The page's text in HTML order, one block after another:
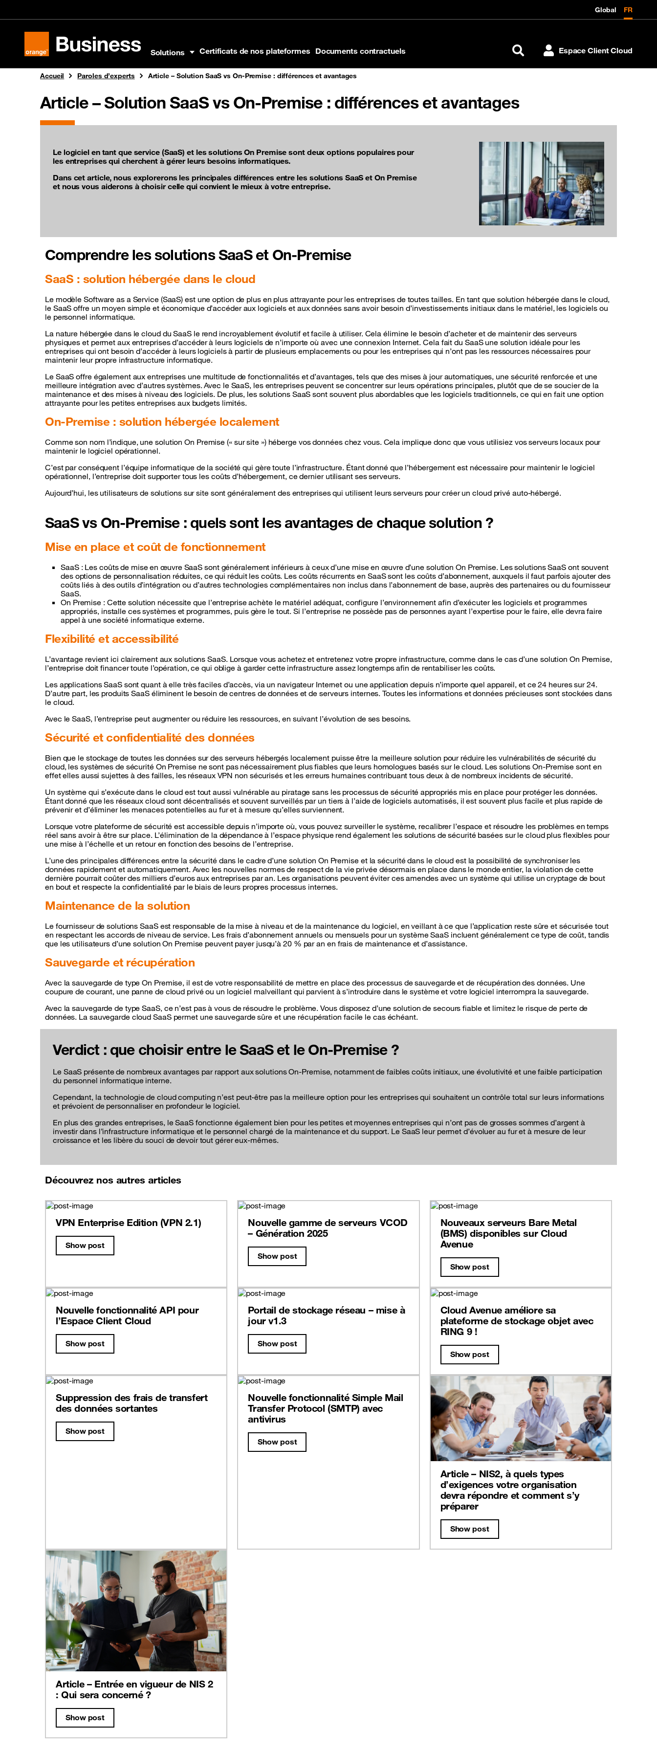
Global FR
Orange Business
Solutions Certificats de nos plateformes Documents contractuels Rechercher Espace Client Cloud
Accueil Paroles d’experts Article – Solution SaaS vs On-Premise : différences et avantages
Article – Solution SaaS vs On-Premise : différences et avantages
Le logiciel en tant que service (SaaS) et les solutions On Premise sont deux options populaires pour
les entreprises qui cherchent à gérer leurs besoins informatiques.
Dans cet article, nous explorerons les principales différences entre les solutions SaaS et On Premise
et nous vous aiderons à choisir celle qui convient le mieux à votre entreprise.
Comprendre les solutions SaaS et On-Premise
SaaS : solution hébergée dans le cloud
Le modèle Software as a Service (SaaS) est une option de plus en plus attrayante pour les entreprises de toutes tailles. En tant que solution hébergée dans le cloud,
le SaaS offre un moyen simple et économique d’accéder aux logiciels et aux données sans avoir besoin d’investissements initiaux dans le matériel, les logiciels ou
le personnel informatique.
La nature hébergée dans le cloud du SaaS le rend incroyablement évolutif et facile à utiliser. Cela élimine le besoin d’acheter et de maintenir des serveurs
physiques et permet aux entreprises d’accéder à leurs logiciels de n’importe où avec une connexion Internet. Cela fait du SaaS une solution idéale pour les
entreprises qui ont besoin d’accéder à leurs logiciels à partir de plusieurs emplacements ou pour les entreprises qui n’ont pas les ressources nécessaires pour
maintenir leur propre infrastructure informatique.
Le SaaS offre également aux entreprises une multitude de fonctionnalités et d’avantages, tels que des mises à jour automatiques, une sécurité renforcée et une
meilleure intégration avec d’autres systèmes. Avec le SaaS, les entreprises peuvent se concentrer sur leurs opérations principales, plutôt que de se soucier de la
maintenance et des mises à niveau des logiciels. De plus, les solutions SaaS sont souvent plus abordables que les logiciels traditionnels, ce qui en fait une option
attrayante pour les petites entreprises aux budgets limités.
On-Premise : solution hébergée localement
Comme son nom l’indique, une solution On Premise (« sur site ») héberge vos données chez vous. Cela implique donc que vous utilisiez vos serveurs locaux pour
maintenir le logiciel opérationnel.
C’est par conséquent l’équipe informatique de la société qui gère toute l’infrastructure. Étant donné que l’hébergement est nécessaire pour maintenir le logiciel
opérationnel, l’entreprise doit supporter tous les coûts d’hébergement, ce dernier utilisant ses serveurs.
Aujourd’hui, les utilisateurs de solutions sur site sont généralement des entreprises qui utilisent leurs serveurs pour créer un cloud privé auto-hébergé.
SaaS vs On-Premise : quels sont les avantages de chaque solution ?
Mise en place et coût de fonctionnement
SaaS : Les coûts de mise en œuvre SaaS sont généralement inférieurs à ceux d’une mise en œuvre d’une solution On Premise. Les solutions SaaS ont souvent
des options de personnalisation réduites, ce qui réduit les coûts. Les coûts récurrents en SaaS sont les coûts d’abonnement, auxquels il faut parfois ajouter des
coûts liés à des outils d’intégration ou d’autres technologies complémentaires non inclus dans l’abonnement de base, auprès des partenaires ou du fournisseur
SaaS.
On Premise : Cette solution nécessite que l’entreprise achète le matériel adéquat, configure l’environnement afin d’exécuter les logiciels et programmes
appropriés, installe ces systèmes et programmes, puis gère le tout. Si l’entreprise ne possède pas de personnes ayant l’expertise pour le faire, elle devra faire
appel à une société informatique externe.
Flexibilité et accessibilité
L’avantage revient ici clairement aux solutions SaaS. Lorsque vous achetez et entretenez votre propre infrastructure, comme dans le cas d’une solution On Premise,
l’entreprise doit financer toute l’opération, ce qui oblige à garder cette infrastructure assez longtemps afin de rentabiliser les coûts.
Les applications SaaS sont quant à elle très faciles d’accès, via un navigateur Internet ou une application depuis n’importe quel appareil, et ce 24 heures sur 24.
D’autre part, les produits SaaS éliminent le besoin de centres de données et de serveurs internes. Toutes les informations et données précieuses sont stockées dans
le cloud.
Avec le SaaS, l’entreprise peut augmenter ou réduire les ressources, en suivant l’évolution de ses besoins.
Sécurité et confidentialité des données
Bien que le stockage de toutes les données sur des serveurs hébergés localement puisse être la meilleure solution pour réduire les vulnérabilités de sécurité du
cloud, les systèmes de sécurité On Premise ne sont pas nécessairement plus fiables que leurs homologues basés sur le cloud. Les solutions On-Premise sont en
effet elles aussi sujettes à des failles, les réseaux VPN non sécurisés et les erreurs humaines contribuant tous deux à de nombreux incidents de sécurité.
Un système qui s’exécute dans le cloud est tout aussi vulnérable au piratage sans les processus de sécurité appropriés mis en place pour protéger les données.
Étant donné que les réseaux cloud sont décentralisés et souvent surveillés par un tiers à l’aide de logiciels automatisés, il est souvent plus facile et plus rapide de
prévenir et d’éliminer les menaces potentielles au fur et à mesure qu’elles surviennent.
Lorsque votre plateforme de sécurité est accessible depuis n’importe où, vous pouvez surveiller le système, recalibrer l’espace et résoudre les problèmes en temps
réel sans avoir à être sur place. L’élimination de la dépendance à l’espace physique rend également les solutions de sécurité basées sur le cloud plus flexibles pour
une mise à l’échelle et un retour en fonction des besoins de l’entreprise.
L’une des principales différences entre la sécurité dans le cadre d’une solution On Premise et la sécurité dans le cloud est la possibilité de synchroniser les
données rapidement et automatiquement. Avec les nouvelles normes de respect de la vie privée désormais en place dans le monde entier, la violation de cette
dernière pourrait coûter des milliers d’euros aux entreprises par an. Les organisations peuvent éviter ces amendes avec un système qui utilise un cryptage de bout
en bout et respecte la confidentialité par le biais de leurs propres processus internes.
Maintenance de la solution
Le fournisseur de solutions SaaS est responsable de la mise à niveau et de la maintenance du logiciel, en veillant à ce que l’application reste sûre et sécurisée tout
en respectant les accords de niveau de service. Les frais d’abonnement annuels ou mensuels pour un système SaaS incluent généralement ce type de coût, tandis
que les utilisateurs d’une solution On Premise peuvent payer jusqu’à 20 % par an en frais de maintenance et d’assistance.
Sauvegarde et récupération
Avec la sauvegarde de type On Premise, il est de votre responsabilité de mettre en place des processus de sauvegarde et de récupération des données. Une
coupure de courant, une panne de cloud privé ou un logiciel malveillant qui parvient à s’introduire dans le système et votre logiciel interrompra la sauvegarde.
Avec la sauvegarde de type SaaS, ce n’est pas à vous de résoudre le problème. Vous disposez d’une solution de secours fiable et limitez le risque de perte de
données. La sauvegarde cloud SaaS permet une sauvegarde sûre et une récupération facile le cas échéant.
Verdict : que choisir entre le SaaS et le On-Premise ?
Le SaaS présente de nombreux avantages par rapport aux solutions On-Premise, notamment de faibles coûts initiaux, une évolutivité et une faible participation
du personnel informatique interne.
Cependant, la technologie de cloud computing n’est peut-être pas la meilleure option pour les entreprises qui souhaitent un contrôle total sur leurs informations
et prévoient de personnaliser en profondeur le logiciel.
En plus des grandes entreprises, le SaaS fonctionne également bien pour les petites et moyennes entreprises qui n’ont pas de grosses sommes d’argent à
investir dans l’infrastructure informatique et le personnel chargé de la maintenance et du support. Le SaaS leur permet d’évoluer au fur et à mesure de leur
croissance et les libère du souci de devoir tout gérer eux-mêmes.
Découvrez nos autres articles
VPN Enterprise Edition (VPN 2.1)
Show post
Nouvelle gamme de serveurs VCOD
– Génération 2025
Show post
Nouveaux serveurs Bare Metal
(BMS) disponibles sur Cloud
Avenue
Show post
Nouvelle fonctionnalité API pour
l’Espace Client Cloud
Show post
Portail de stockage réseau – mise à
jour v1.3
Show post
Cloud Avenue améliore sa
plateforme de stockage objet avec
RING 9 !
Show post
Suppression des frais de transfert
des données sortantes
Show post
Nouvelle fonctionnalité Simple Mail
Transfer Protocol (SMTP) avec
antivirus
Show post
Article – NIS2, à quels types
d’exigences votre organisation
devra répondre et comment s’y
préparer
Show post
Article – Entrée en vigueur de NIS 2
: Qui sera concerné ?
Show post